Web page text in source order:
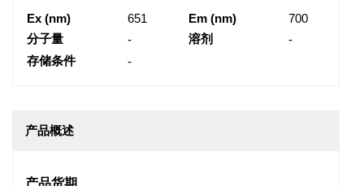
Ex (nm) 651 Em (nm)
700
分子量
- 溶剂
-
存储条件
-
产品概述